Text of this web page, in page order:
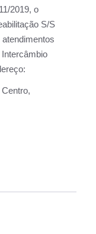
2019, o
S/S